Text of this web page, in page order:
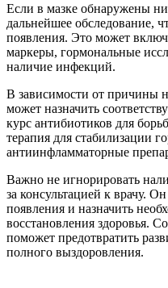
Если в мазке обнаружены
дальнейшее обследование,
появления. Это может
маркеры, гормональные
наличие инфекций.
В зависимости от причины
может назначить
курс антибиотиков для
терапия для стабилизации
антиинфламматорные
Важно не игнорировать
за консультацией к врачу.
появления и назначить
восстановления здоровья.
поможет предотвратить
полного выздоровления.